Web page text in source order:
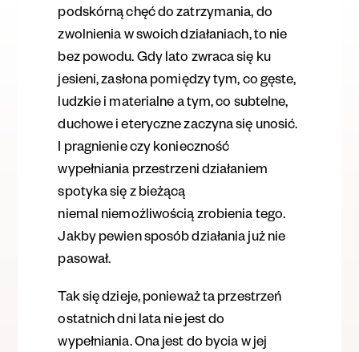
podskórną chęć do zatrzymania, do
zwolnienia w swoich działaniach, to nie
bez powodu. Gdy lato zwraca się ku
jesieni, zasłona pomiędzy tym, co gęste,
ludzkie i materialne a tym, co subtelne,
duchowe i eteryczne zaczyna się unosić.
I pragnienie czy konieczność
wypełniania przestrzeni działaniem
spotyka się z bieżącą
niemal niemożliwością zrobienia tego.
Jakby pewien sposób działania już nie
pasował.
Tak się dzieje, ponieważta przestrzeń
ostatnich dni lata nie jest do
wypełniania. Ona jest do bycia w jej